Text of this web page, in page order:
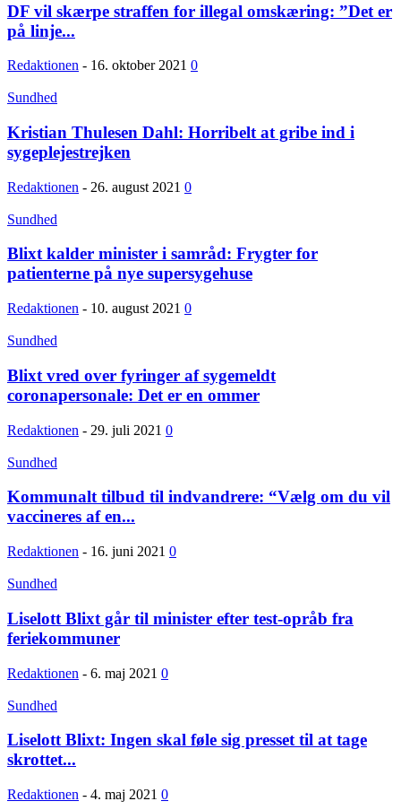
DF vil skærpe straffen for illegal omskæring: ”Det er
på linje...
Redaktionen - 16. oktober 2021 0
Sundhed
Kristian Thulesen Dahl: Horribelt at gribe ind i
sygeplejestrejken
Redaktionen - 26. august 2021 0
Sundhed
Blixt kalder minister i samråd: Frygter for
patienterne på nye supersygehuse
Redaktionen - 10. august 2021 0
Sundhed
Blixt vred over fyringer af sygemeldt
coronapersonale: Det er en ommer
Redaktionen - 29. juli 2021 0
Sundhed
Kommunalt tilbud til indvandrere: “Vælg om du vil
vaccineres af en...
Redaktionen - 16. juni 2021 0
Sundhed
Liselott Blixt går til minister efter test-opråb fra
feriekommuner
Redaktionen - 6. maj 2021 0
Sundhed
Liselott Blixt: Ingen skal føle sig presset til at tage
skrottet...
Redaktionen - 4. maj 2021 0